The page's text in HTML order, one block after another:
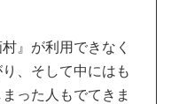
』が利用できなく
、そして中にはも
った人もでてきま